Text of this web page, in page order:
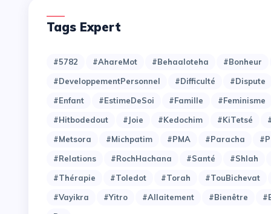
Tags Expert
#5782 #AhareMot #Behaaloteha
#Bonheur
#DeveloppementPersonnel
#Difficulté
#Dispute
#Enfant
#EstimeDeSoi #Famille
#Feminisme
#Hitbodedout
#Joie #Kedochim #KiTetsé
#Metsora
#Michpatim #PMA #Paracha
#Relations
#RochHachana #Santé
#Shlah
#Thérapie
#Toledot #Torah
#TouBichevat
#Vayikra
#Yitro #allaitement #bienêtre